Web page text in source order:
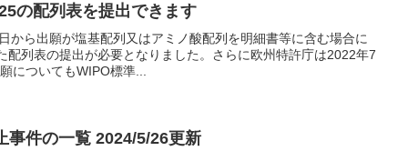
の配列表を提出できます
から出願が塩基配列又はアミノ酸配列を明細書等に含む場合に
配列表の提出が必要となりました。さらに欧州特許庁は2022年7
についてもWIPO標準...
事件の一覧 2024/5/26更新